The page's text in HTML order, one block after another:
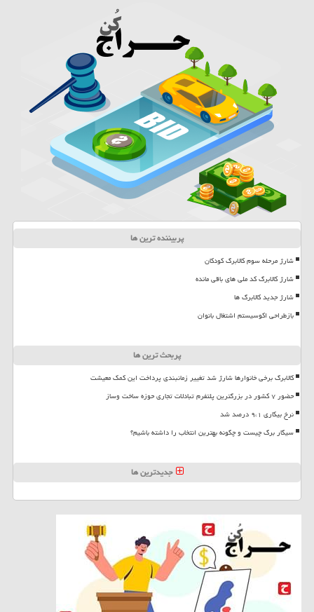
پربیننده ترین ها
شارژ مرحله سوم کالابرگ کودکان
شارژ کالابرگ کد ملی های باقی مانده
شارژ جدید کالابرگ ها
بازطراحی اکوسیستم اشتغال بانوان
پربحث ترین ها
کالابرگ برخی خانوارها شارژ شد تغییر زمانبندی پرداخت این کمک معیشت
حضور ۷ کشور در بزرگترین پلتفرم تبادلات تجاری حوزه ساخت وساز
نرخ بیکاری ۹،۱ درصد شد
سیگار برگ چیست و چگونه بهترین انتخاب را داشته باشیم؟
جدیدترین ها